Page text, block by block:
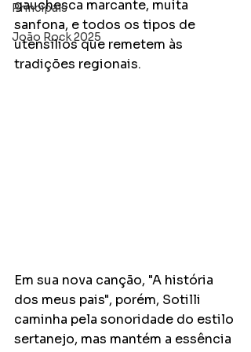
Principais
João Rock 2025
gauchesca marcante, muita
sanfona, e todos os tipos de
utensílios que remetem às
tradições regionais.
Em sua nova canção, "A história
dos meus pais", porém, Sotilli
caminha pela sonoridade do estilo
sertanejo, mas mantém a essência